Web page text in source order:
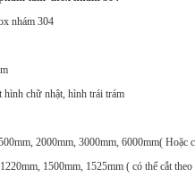
nhám 304
hình chữ nhật, hình trái trám
2000mm, 3000mm, 6000mm( Hoặc
1500mm, 1525mm ( có thể cắt